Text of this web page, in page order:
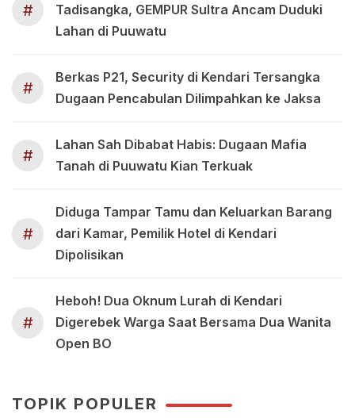
#
Tadisangka, GEMPUR Sultra Ancam Duduki
Lahan di Puuwatu
#
Berkas P21, Security di Kendari Tersangka
Dugaan Pencabulan Dilimpahkan ke Jaksa
#
Lahan Sah Dibabat Habis: Dugaan Mafia
Tanah di Puuwatu Kian Terkuak
#
Diduga Tampar Tamu dan Keluarkan Barang
dari Kamar, Pemilik Hotel di Kendari
Dipolisikan
#
Heboh! Dua Oknum Lurah di Kendari
Digerebek Warga Saat Bersama Dua Wanita
Open BO
TOPIK POPULER